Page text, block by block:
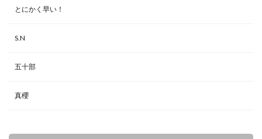
とにかく早い！
S.N
五十部
真櫻